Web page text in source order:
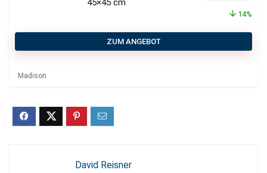
45×45 cm
14%
ZUM ANGEBOT
Madison
David Reisner